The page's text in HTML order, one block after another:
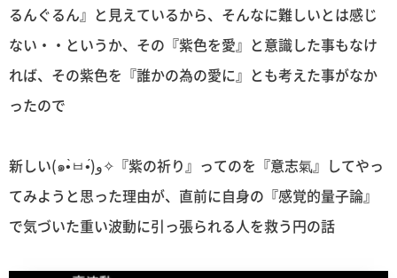
るんぐるん』と見えているから、そんなに難しいとは感じ
ない・・というか、その『紫色を愛』と意識した事もなけ
れば、その紫色を『誰かの為の愛に』とも考えた事がなか
ったので
新しい(๑•̀ㅂ•́)و✧『紫の祈り』ってのを『意志氣』してやっ
てみようと思った理由が、直前に自身の『感覚的量子論』
で気づいた重い波動に引っ張られる人を救う円の話